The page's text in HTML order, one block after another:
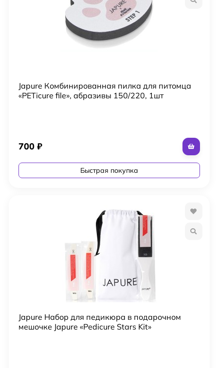
Japure Комбинированная пилка для питомца
«PETicure file», абразивы 150/220, 1шт
700 ₽
Быстрая покупка
Japure Набор для педикюра в подарочном
мешочке Japure «Pedicure Stars Kit»